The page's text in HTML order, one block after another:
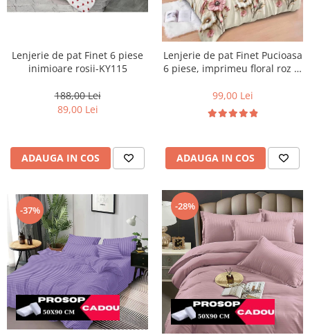
Lenjerie de pat Finet 6 piese
inimioare rosii-KY115
188,00 Lei
89,00 Lei
ADAUGA IN COS
Lenjerie de pat Finet Pucioasa
6 piese, imprimeu floral roz și
99,00 Lei
ADAUGA IN COS
-37% -28%